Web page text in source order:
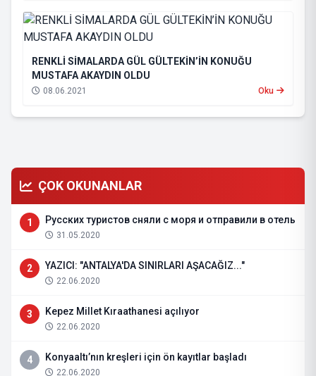
RENKLİ SİMALARDA GÜL GÜLTEKİN’İN KONUĞU
MUSTAFA AKAYDIN OLDU
08.06.2021 Oku
ÇOK OKUNANLAR
1 Русских туристов сняли с моря и отправили в отель
31.05.2020
2 YAZICI: "ANTALYA'DA SINIRLARI AŞACAĞIZ..."
22.06.2020
3 Kepez Millet Kıraathanesi açılıyor
22.06.2020
4 Konyaaltı’nın kreşleri için ön kayıtlar başladı
22.06.2020